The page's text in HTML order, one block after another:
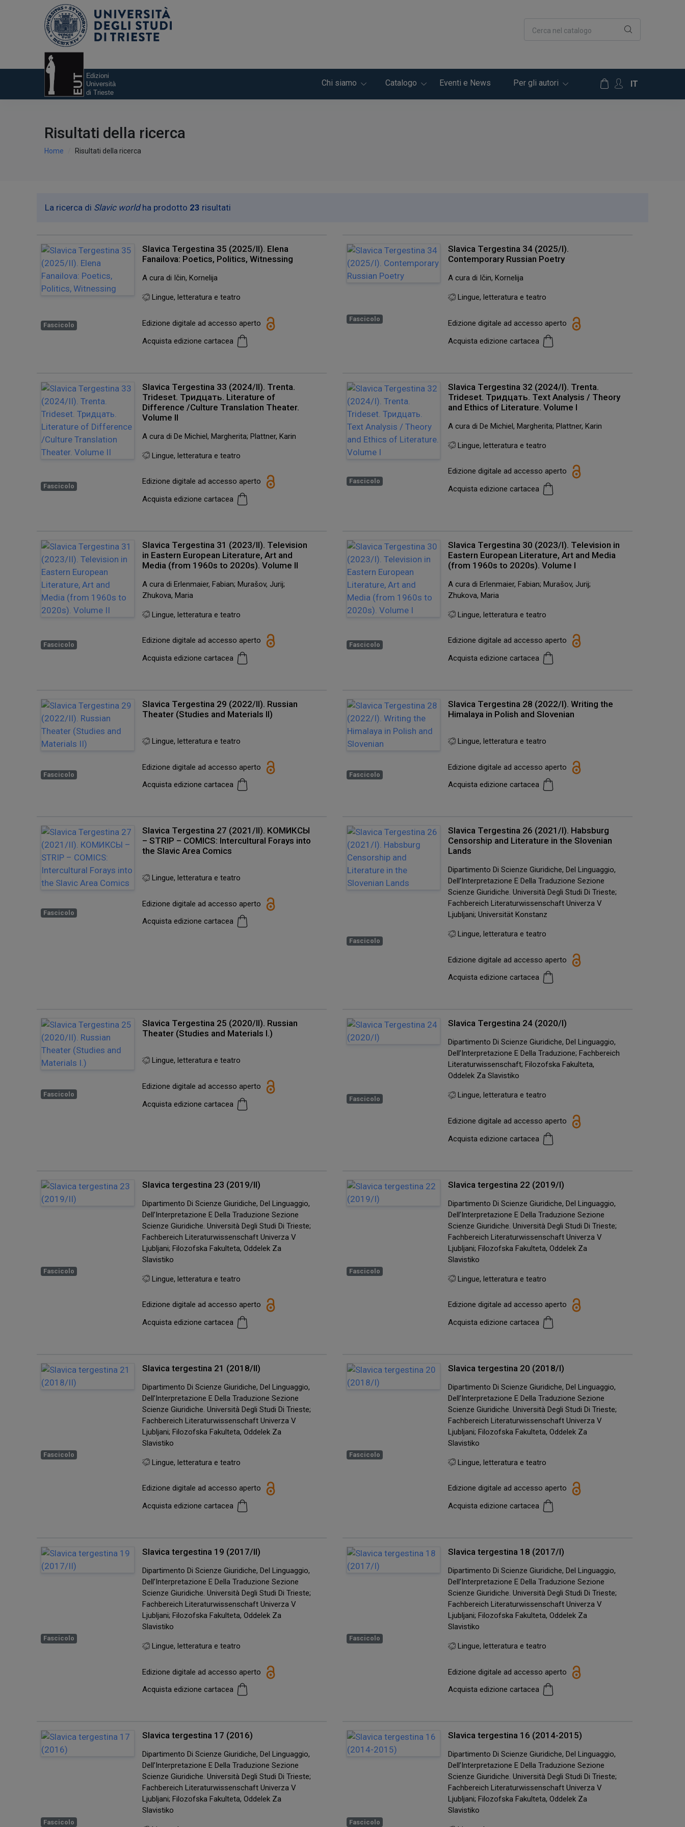
Cerca nel catalogo
Chi siamo Catalogo Eventi e News Per gli autori IT
Risultati della ricerca
Home Risultati della ricerca
La ricerca di Slavic worldha prodotto 23 risultati
Fascicolo
Slavica Tergestina 35 (2025/II). Elena
Fanailova: Poetics, Politics, Witnessing
A cura di Ičin, Kornelija
Lingue, letteratura e teatro
Edizione digitale ad accesso aperto
Acquista edizione cartacea
Fascicolo
Slavica Tergestina 34 (2025/I).
Contemporary Russian Poetry
A cura di Ičin, Kornelija
Lingue, letteratura e teatro
Edizione digitale ad accesso aperto
Acquista edizione cartacea
Fascicolo
Slavica Tergestina 33 (2024/II). Trenta.
Trideset. Тридцать. Literature of
Difference /Culture Translation Theater.
Volume II
A cura di De Michiel, Margherita; Plattner, Karin
Lingue, letteratura e teatro
Edizione digitale ad accesso aperto
Acquista edizione cartacea
Fascicolo
Slavica Tergestina 32 (2024/I). Trenta.
Trideset. Тридцать. Text Analysis / Theory
and Ethics of Literature. Volume I
A cura di De Michiel, Margherita; Plattner, Karin
Lingue, letteratura e teatro
Edizione digitale ad accesso aperto
Acquista edizione cartacea
Fascicolo
Slavica Tergestina 31 (2023/II). Television
in Eastern European Literature, Art and
Media (from 1960s to 2020s). Volume II
A cura di Erlenmaier, Fabian; Murašov, Jurij;
Zhukova, Maria
Lingue, letteratura e teatro
Edizione digitale ad accesso aperto
Acquista edizione cartacea
Fascicolo
Slavica Tergestina 30 (2023/I). Television in
Eastern European Literature, Art and Media
(from 1960s to 2020s). Volume I
A cura di Erlenmaier, Fabian; Murašov, Jurij;
Zhukova, Maria
Lingue, letteratura e teatro
Edizione digitale ad accesso aperto
Acquista edizione cartacea
Fascicolo
Slavica Tergestina 29 (2022/II). Russian
Theater (Studies and Materials II)
Lingue, letteratura e teatro
Edizione digitale ad accesso aperto
Acquista edizione cartacea
Fascicolo
Slavica Tergestina 28 (2022/I). Writing the
Himalaya in Polish and Slovenian
Lingue, letteratura e teatro
Edizione digitale ad accesso aperto
Acquista edizione cartacea
Fascicolo
Slavica Tergestina 27 (2021/II). КОМИКСЫ
– STRIP – COMICS: Intercultural Forays into
the Slavic Area Comics
Lingue, letteratura e teatro
Edizione digitale ad accesso aperto
Acquista edizione cartacea
Fascicolo
Slavica Tergestina 26 (2021/I). Habsburg
Censorship and Literature in the Slovenian
Lands
Dipartimento Di Scienze Giuridiche, Del Linguaggio,
Dell’Interpretazione E Della Traduzione Sezione
Scienze Giuridiche. Università Degli Studi Di Trieste;
Fachbereich Literaturwissenschaft Univerza V
Ljubljani; Universität Konstanz
Lingue, letteratura e teatro
Edizione digitale ad accesso aperto
Acquista edizione cartacea
Fascicolo
Slavica Tergestina 25 (2020/II). Russian
Theater (Studies and Materials I.)
Lingue, letteratura e teatro
Edizione digitale ad accesso aperto
Acquista edizione cartacea
Fascicolo
Slavica Tergestina 24 (2020/I)
Dipartimento Di Scienze Giuridiche, Del Linguaggio,
Dell’Interpretazione E Della Traduzione; Fachbereich
Literaturwissenschaft; Filozofska Fakulteta,
Oddelek Za Slavistiko
Lingue, letteratura e teatro
Edizione digitale ad accesso aperto
Acquista edizione cartacea
Fascicolo
Slavica tergestina 23 (2019/II)
Dipartimento Di Scienze Giuridiche, Del Linguaggio,
Dell’Interpretazione E Della Traduzione Sezione
Scienze Giuridiche. Università Degli Studi Di Trieste;
Fachbereich Literaturwissenschaft Univerza V
Ljubljani; Filozofska Fakulteta, Oddelek Za
Slavistiko
Lingue, letteratura e teatro
Edizione digitale ad accesso aperto
Acquista edizione cartacea
Fascicolo
Slavica tergestina 22 (2019/I)
Dipartimento Di Scienze Giuridiche, Del Linguaggio,
Dell’Interpretazione E Della Traduzione Sezione
Scienze Giuridiche. Università Degli Studi Di Trieste;
Fachbereich Literaturwissenschaft Univerza V
Ljubljani; Filozofska Fakulteta, Oddelek Za
Slavistiko
Lingue, letteratura e teatro
Edizione digitale ad accesso aperto
Acquista edizione cartacea
Fascicolo
Slavica tergestina 21 (2018/II)
Dipartimento Di Scienze Giuridiche, Del Linguaggio,
Dell’Interpretazione E Della Traduzione Sezione
Scienze Giuridiche. Università Degli Studi Di Trieste;
Fachbereich Literaturwissenschaft Univerza V
Ljubljani; Filozofska Fakulteta, Oddelek Za
Slavistiko
Lingue, letteratura e teatro
Edizione digitale ad accesso aperto
Acquista edizione cartacea
Fascicolo
Slavica tergestina 20 (2018/I)
Dipartimento Di Scienze Giuridiche, Del Linguaggio,
Dell’Interpretazione E Della Traduzione Sezione
Scienze Giuridiche. Università Degli Studi Di Trieste;
Fachbereich Literaturwissenschaft Univerza V
Ljubljani; Filozofska Fakulteta, Oddelek Za
Slavistiko
Lingue, letteratura e teatro
Edizione digitale ad accesso aperto
Acquista edizione cartacea
Fascicolo
Slavica tergestina 19 (2017/II)
Dipartimento Di Scienze Giuridiche, Del Linguaggio,
Dell’Interpretazione E Della Traduzione Sezione
Scienze Giuridiche. Università Degli Studi Di Trieste;
Fachbereich Literaturwissenschaft Univerza V
Ljubljani; Filozofska Fakulteta, Oddelek Za
Slavistiko
Lingue, letteratura e teatro
Edizione digitale ad accesso aperto
Acquista edizione cartacea
Fascicolo
Slavica tergestina 18 (2017/I)
Dipartimento Di Scienze Giuridiche, Del Linguaggio,
Dell’Interpretazione E Della Traduzione Sezione
Scienze Giuridiche. Università Degli Studi Di Trieste;
Fachbereich Literaturwissenschaft Univerza V
Ljubljani; Filozofska Fakulteta, Oddelek Za
Slavistiko
Lingue, letteratura e teatro
Edizione digitale ad accesso aperto
Acquista edizione cartacea
Fascicolo
Slavica tergestina 17 (2016)
Dipartimento Di Scienze Giuridiche, Del Linguaggio,
Dell’Interpretazione E Della Traduzione Sezione
Scienze Giuridiche. Università Degli Studi Di Trieste;
Fachbereich Literaturwissenschaft Univerza V
Ljubljani; Filozofska Fakulteta, Oddelek Za
Slavistiko
Fascicolo
Slavica tergestina 16 (2014-2015)
Dipartimento Di Scienze Giuridiche, Del Linguaggio,
Dell’Interpretazione E Della Traduzione Sezione
Scienze Giuridiche. Università Degli Studi Di Trieste;
Fachbereich Literaturwissenschaft Univerza V
Ljubljani; Filozofska Fakulteta, Oddelek Za
Slavistiko